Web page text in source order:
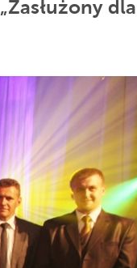
dla